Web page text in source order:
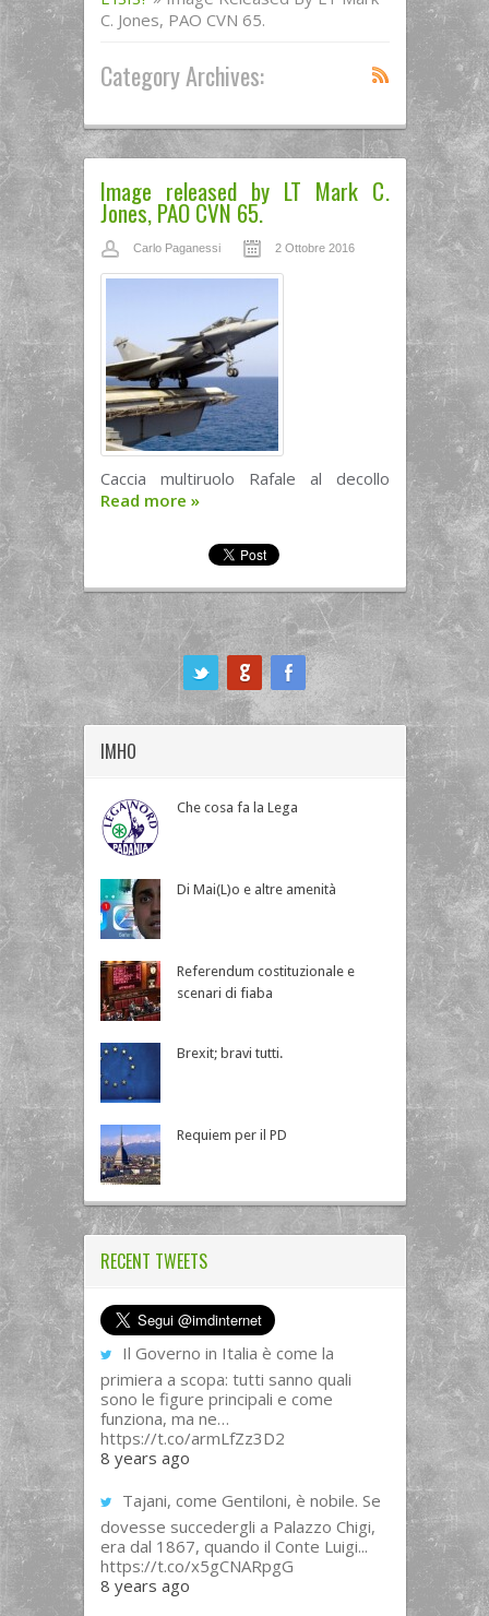
C. Jones, PAO CVN 65.
Category Archives:
Image released by LT Mark C.
Jones, PAO CVN 65.
Carlo Paganessi 2 Ottobre 2016
Caccia multiruolo Rafale al decollo
Read more »
IMHO
Che cosa fa la Lega
Di Mai(L)o e altre amenità
Referendum costituzionale e
scenari di fiaba
Brexit; bravi tutti.
Requiem per il PD
RECENT TWEETS
Il Governo in Italia è come la
primiera a scopa: tutti sanno quali
sono le figure principali e come
funziona, ma ne…
https://t.co/armLfZz3D2
8 years ago
Tajani, come Gentiloni, è nobile. Se
dovesse succedergli a Palazzo Chigi,
era dal 1867, quando il Conte Luigi...
https://t.co/x5gCNARpgG
8 years ago